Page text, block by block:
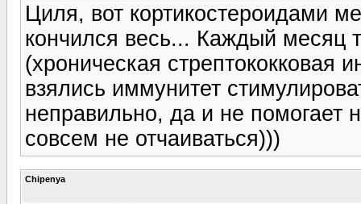
Циля, вот кортикостероидами
кончился весь... Каждый месяц
(хроническая стрептококковая
взялись иммунитет
неправильно, да и не помогает
совсем не отчаиваться)))
Chipenya